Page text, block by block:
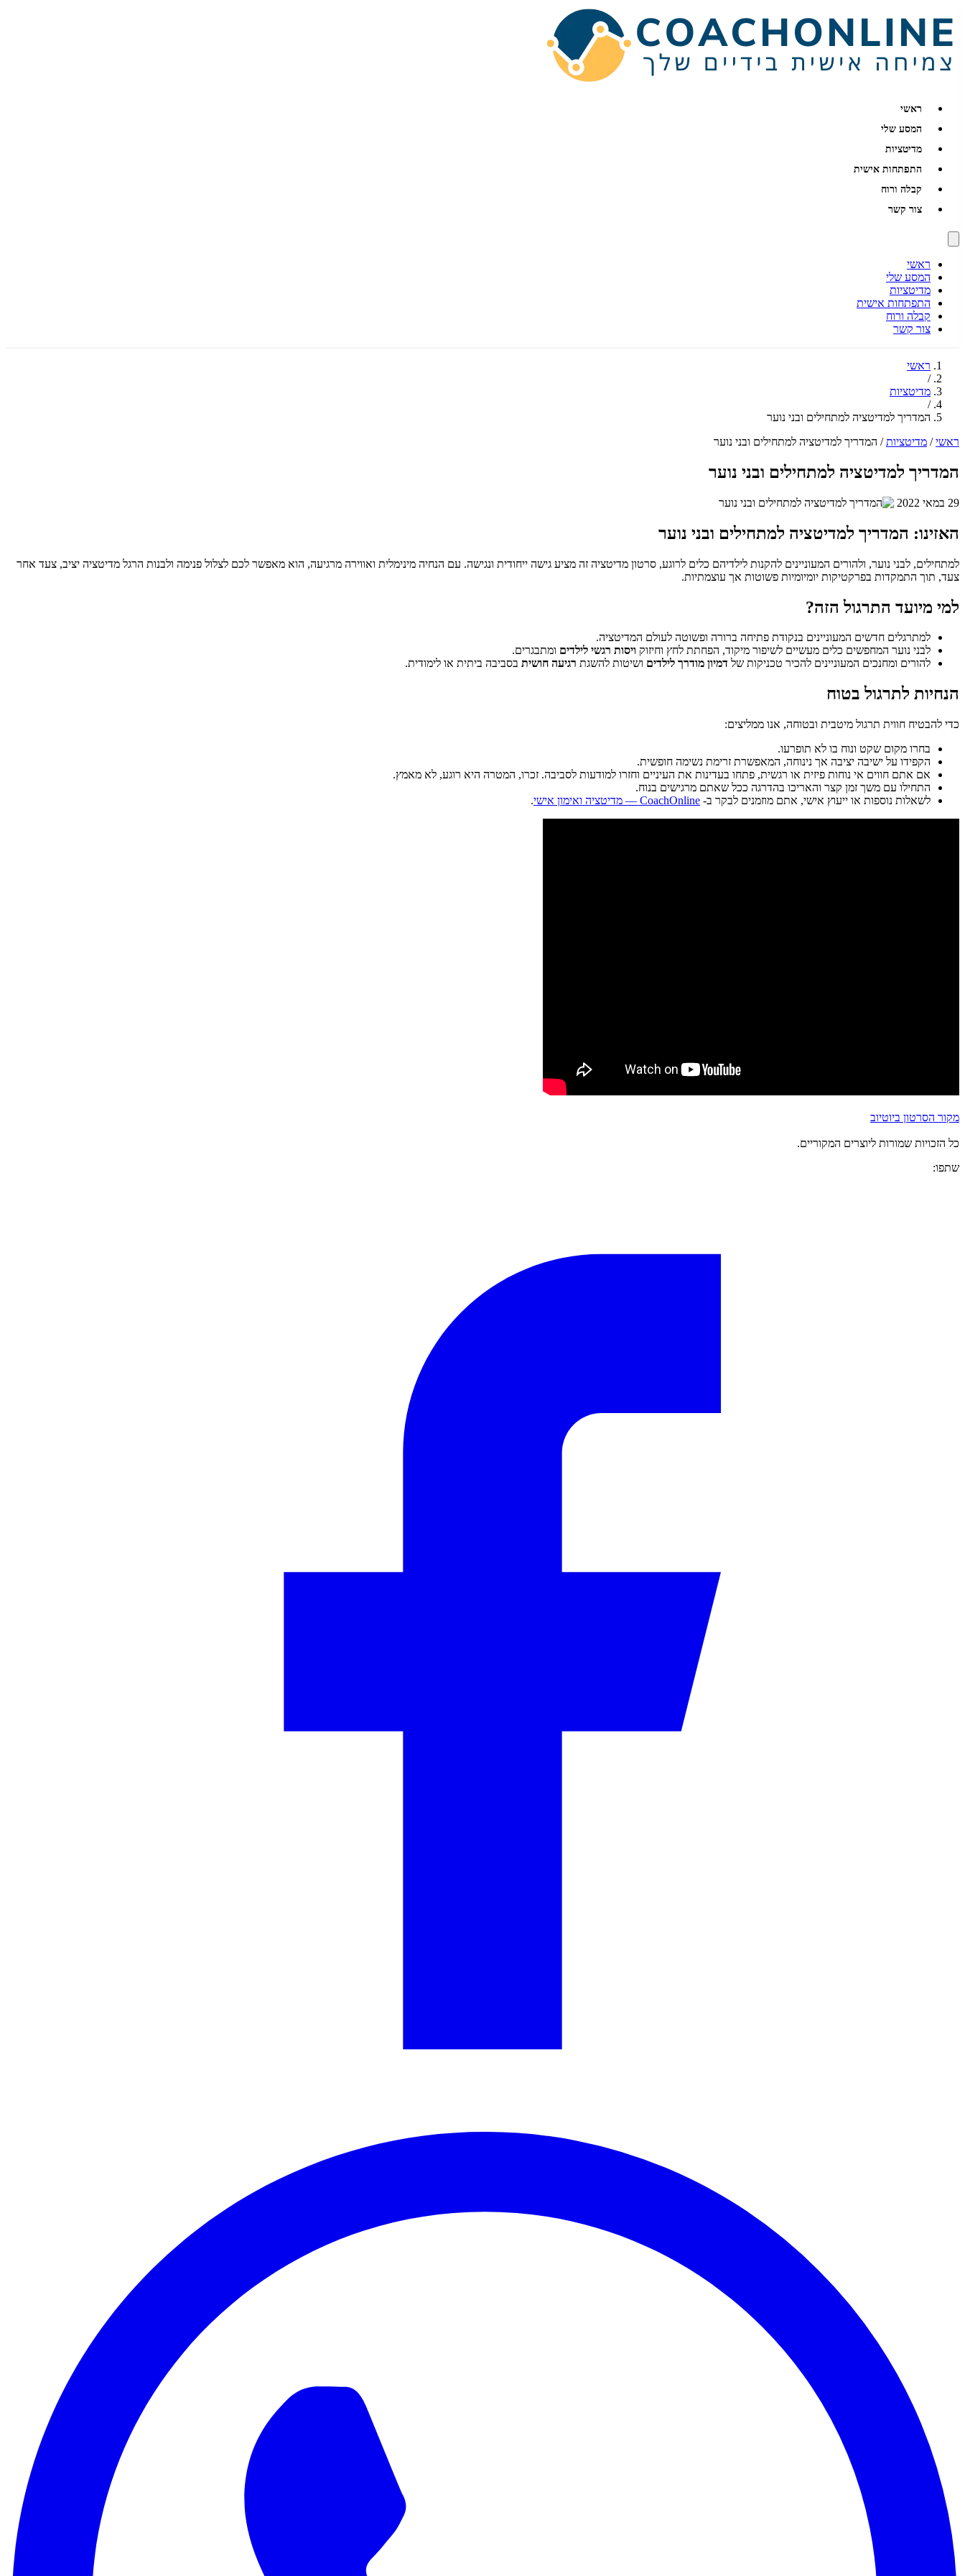
ראשי
המסע שלי
מדיטציות
התפתחות אישית
קבלה ורוח
צור קשר
ראשי
המסע שלי
מדיטציות
התפתחות אישית
קבלה ורוח
צור קשר
ראשי
/
מדיטציות
/
המדריך למדיטציה למתחילים ובני נוער
ראשי / מדיטציות / המדריך למדיטציה למתחילים ובני נוער
המדריך למדיטציה למתחילים ובני נוער
29 במאי 2022
האזינו: המדריך למדיטציה למתחילים ובני נוער
למתחילים, לבני נוער, ולהורים המעוניינים להקנות לילדיהם כלים לרוגע, סרטון מדיטציה זה מציע גישה ייחודית ונגישה. עם הנחיה מינימלית ואווירה מרגיעה, הוא מאפשר לכם לצלול פנימה ולבנות הרגל מדיטציה יציב, צעד אחר
צעד, תוך התמקדות בפרקטיקות יומיומיות פשוטות אך עוצמתיות.
למי מיועד התרגול הזה?
למתרגלים חדשים המעוניינים בנקודת פתיחה ברורה ופשוטה לעולם המדיטציה.
לבני נוער המחפשים כלים מעשיים לשיפור מיקוד, הפחתת לחץ וחיזוק ויסות רגשי לילדים ומתבגרים.
להורים ומחנכים המעוניינים להכיר טכניקות של דמיון מודרך לילדים ושיטות להשגת רגיעה חושית בסביבה ביתית או לימודית.
הנחיות לתרגול בטוח
כדי להבטיח חווית תרגול מיטבית ובטוחה, אנו ממליצים:
בחרו מקום שקט ונוח בו לא תופרעו.
הקפידו על ישיבה יציבה אך נינוחה, המאפשרת זרימת נשימה חופשית.
אם אתם חווים אי נוחות פיזית או רגשית, פתחו בעדינות את העיניים וחזרו למודעות לסביבה. זכרו, המטרה היא רוגע, לא מאמץ.
התחילו עם משך זמן קצר והאריכו בהדרגה ככל שאתם מרגישים בנוח.
לשאלות נוספות או ייעוץ אישי, אתם מוזמנים לבקר ב- CoachOnline — מדיטציה ואימון אישי .
מקור הסרטון ביוטיוב
כל הזכויות שמורות ליוצרים המקוריים.
שתפו: